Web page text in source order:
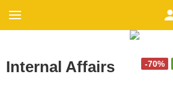
-70%
Internal Affairs